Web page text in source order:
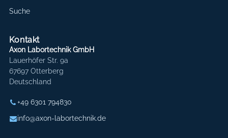
Suche
Kontakt
Axon Labortechnik GmbH
Lauerhöfer Str. 9a
67697 Otterberg
Deutschland
+49 6301 794830
info@axon-labortechnik.de